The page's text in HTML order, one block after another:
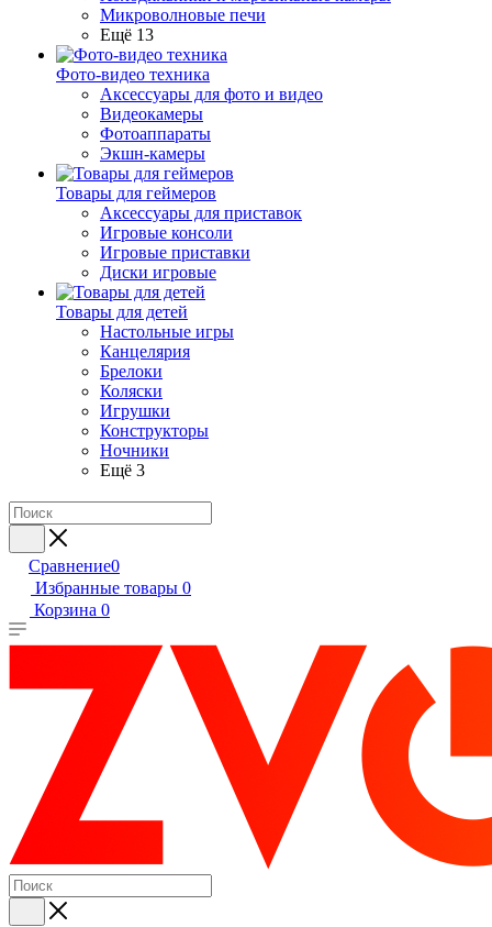
Микроволновые печи
Ещё 13
Фото-видео техника
Аксессуары для фото и видео
Видеокамеры
Фотоаппараты
Экшн-камеры
Товары для геймеров
Аксессуары для приставок
Игровые консоли
Игровые приставки
Диски игровые
Товары для детей
Настольные игры
Канцелярия
Брелоки
Коляски
Игрушки
Конструкторы
Ночники
Ещё 3
Сравнение0
Избранные товары 0
Корзина 0